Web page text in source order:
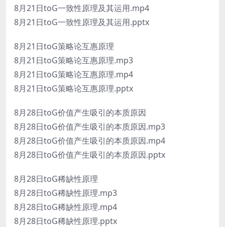
8月21日toG一致性原理及其运用.mp4
8月21日toG一致性原理及其运用.pptx
8月21日toG策略论互惠原理
8月21日toG策略论互惠原理.mp3
8月21日toG策略论互惠原理.mp4
8月21日toG策略论互惠原理.pptx
8月28日toG价值产生吸引的本质原因
8月28日toG价值产生吸引的本质原因.mp3
8月28日toG价值产生吸引的本质原因.mp4
8月28日toG价值产生吸引的本质原因.pptx
8月28日toG稀缺性原理
8月28日toG稀缺性原理.mp3
8月28日toG稀缺性原理.mp4
8月28日toG稀缺性原理.pptx